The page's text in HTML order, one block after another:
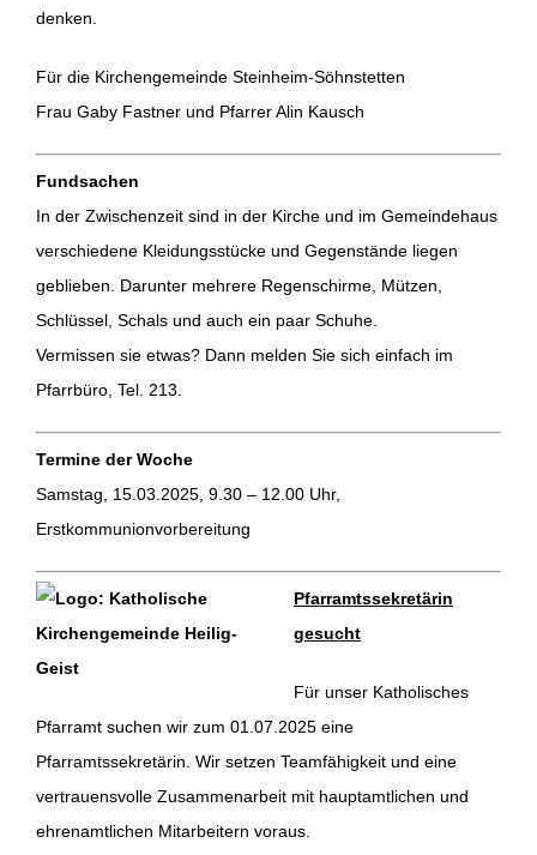
denken.
Für die Kirchengemeinde Steinheim-Söhnstetten
Frau Gaby Fastner und Pfarrer Alin Kausch
Fundsachen
In der Zwischenzeit sind in der Kirche und im Gemeindehaus
verschiedene Kleidungsstücke und Gegenstände liegen
geblieben. Darunter mehrere Regenschirme, Mützen,
Schlüssel, Schals und auch ein paar Schuhe.
Vermissen sie etwas? Dann melden Sie sich einfach im
Pfarrbüro, Tel. 213.
Termine der Woche
Samstag, 15.03.2025, 9.30 – 12.00 Uhr,
Erstkommunionvorbereitung
Pfarramtssekretärin
gesucht
Für unser Katholisches
Pfarramt suchen wir zum 01.07.2025 eine
Pfarramtssekretärin. Wir setzen Teamfähigkeit und eine
vertrauensvolle Zusammenarbeit mit hauptamtlichen und
ehrenamtlichen Mitarbeitern voraus.